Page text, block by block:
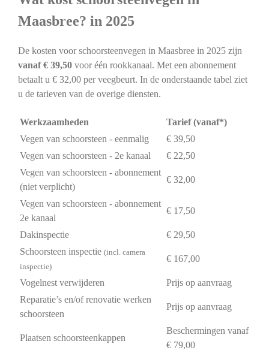
Maasbree? in 2025
De kosten voor schoorsteenvegen in Maasbree in 2025 zijn
vanaf € 39,50voor één rookkanaal. Met een abonnement
betaalt u € 32,00 per veegbeurt. In de onderstaande tabel ziet
u de tarieven van de overige diensten.
Werkzaamheden
Tarief (vanaf*)
Vegen van schoorsteen - eenmalig
€ 39,50
Vegen van schoorsteen - 2e kanaal
€ 22,50
Vegen van schoorsteen - abonnement
(niet verplicht)
€ 32,00
Vegen van schoorsteen - abonnement
2e kanaal
€ 17,50
Dakinspectie
€ 29,50
Schoorsteen inspectie (incl. camera
inspectie)
€ 167,00
Vogelnest verwijderen
Prijs op aanvraag
Reparatie’s en/of renovatie werken
schoorsteen
Prijs op aanvraag
Plaatsen schoorsteenkappen
Beschermingen vanaf
€ 79,00